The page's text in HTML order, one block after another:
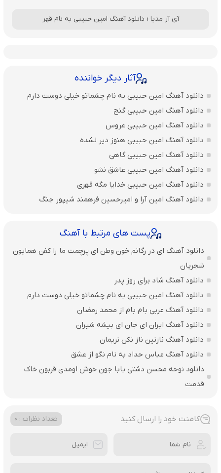
آی آر مدیا › دانلود آهنگ امین حبیبی به نام قهر
آثار دیگر خواننده
دانلود آهنگ امین حبیبی به نام چشماتو خیلی دوست دارم
دانلود آهنگ امین حبیبی گنج
دانلود آهنگ امین حبیبی عروس
دانلود آهنگ امین حبیبی هنوز دیر نشده
دانلود آهنگ امین حبیبی گاهی
دانلود آهنگ امین حبیبی عاشق نشو
دانلود آهنگ امین حبیبی خدایا مگه قهری
دانلود آهنگ امین آرا و امیرحسین فرهمند شیپور جنگ
پست های مرتبط با آهنگ
دانلود آهنگ ای در رگانم خون وطن ای پرچمت ما را کفن همایون
شجریان
دانلود آهنگ شاد برای روز پدر
دانلود آهنگ امین حبیبی به نام چشماتو خیلی دوست دارم
دانلود آهنگ عربی بام بام از محمد رمضان
دانلود آهنگ ایران ای جان ای بیشه شیران
دانلود آهنگ نازنین ناز نکن نریمان
دانلود آهنگ عباس حداد به نام نگو از عشق
دانلود نوحه محسن دشتی بابا جون خوش اومدی قربون خاک
قدمت
کامنت خود را ارسال کنید تعداد نظرات : 0